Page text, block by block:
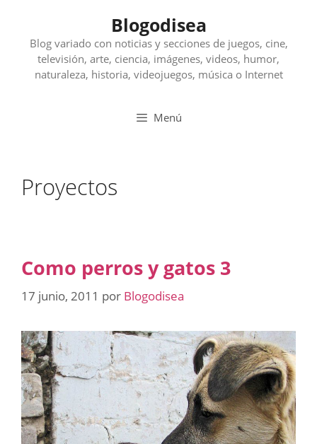
contenido
Blogodisea
Blog variado con noticias y secciones de juegos, cine,
televisión, arte, ciencia, imágenes, videos, humor,
naturaleza, historia, videojuegos, música o Internet
Menú
Proyectos
Como perros y gatos 3
17 junio, 2011 por Blogodisea